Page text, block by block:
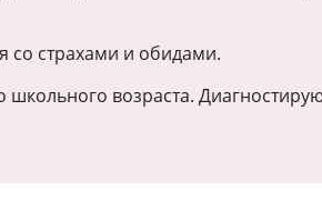
со страхами и обидами.
возраста.